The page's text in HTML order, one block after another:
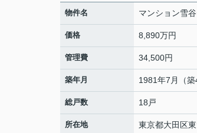
物件名 マンション雪
価格 8,890万円
管理費 34,500円
築年月 1981年7月（築
総戸数 18戸
所在地 東京都大田区